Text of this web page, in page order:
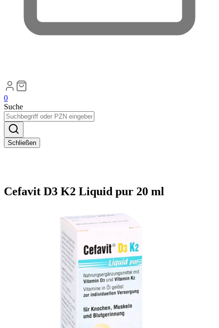
0
Suche
Schließen
Cefavit D3 K2 Liquid pur 20 ml